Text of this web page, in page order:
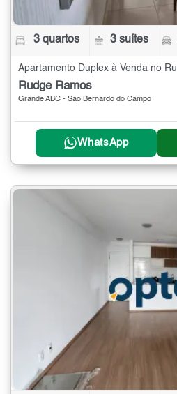
3 quartos 3 suítes
Rudge Ramos
Grande ABC - São Bernardo do Campo
WhatsApp